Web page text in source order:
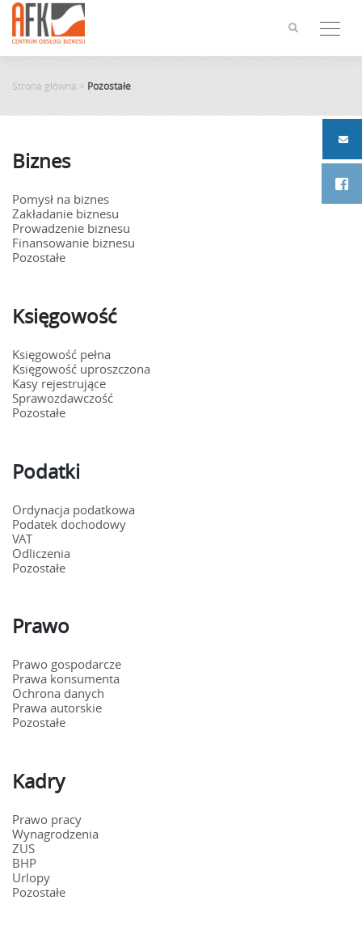
content
Strona główna > Pozostałe
Biznes
Pomysł na biznes
Zakładanie biznesu
Prowadzenie biznesu
Finansowanie biznesu
Pozostałe
Księgowość
Księgowość pełna
Księgowość uproszczona
Kasy rejestrujące
Sprawozdawczość
Pozostałe
Podatki
Ordynacja podatkowa
Podatek dochodowy
VAT
Odliczenia
Pozostałe
Prawo
Prawo gospodarcze
Prawa konsumenta
Ochrona danych
Prawa autorskie
Pozostałe
Kadry
Prawo pracy
Wynagrodzenia
ZUS
BHP
Urlopy
Pozostałe